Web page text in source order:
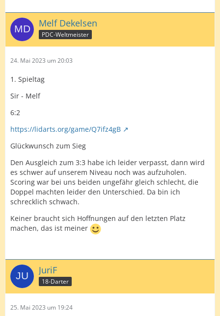
Melf Dekelsen
PDC-Weltmeister
24. Mai 2023 um 20:03
1. Spieltag
Sir - Melf
6:2
https://lidarts.org/game/Q7ifz4gB
Glückwunsch zum Sieg
Den Ausgleich zum 3:3 habe ich leider verpasst, dann wird
es schwer auf unserem Niveau noch was aufzuholen.
Scoring war bei uns beiden ungefähr gleich schlecht, die
Doppel machten leider den Unterschied. Da bin ich
schrecklich schwach.
Keiner braucht sich Hoffnungen auf den letzten Platz
machen, das ist meiner
JuriF
18-Darter
25. Mai 2023 um 19:24